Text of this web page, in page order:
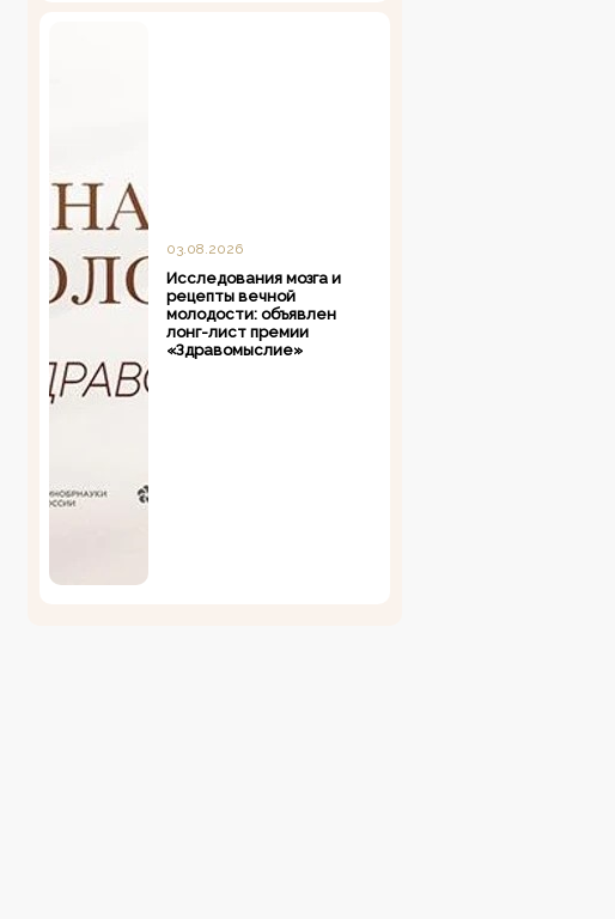
03.08.2026
Исследования мозга и
рецепты вечной
молодости: объявлен
лонг-лист премии
«Здравомыслие»